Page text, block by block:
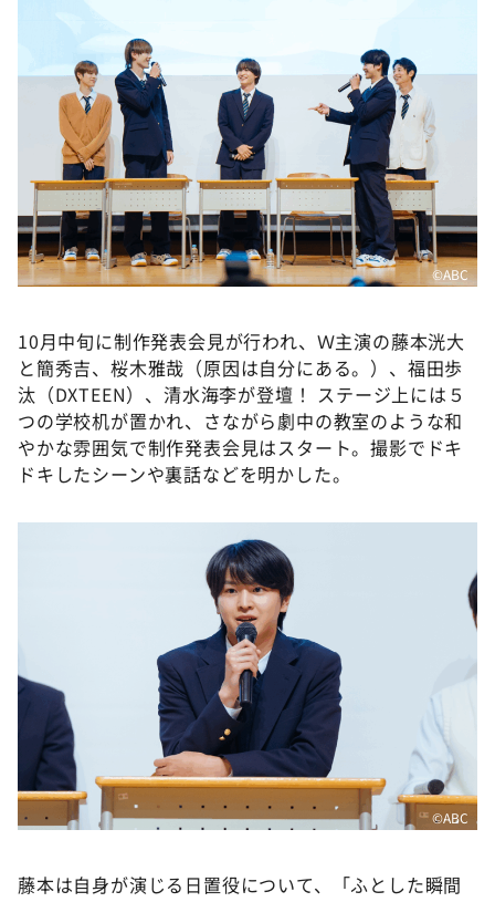
©ABC
10月中旬に制作発表会見が行われ、Ｗ主演の藤本洸大
と簡秀吉、桜木雅哉（原因は自分にある。）、福田歩
汰（DXTEEN）、清水海李が登壇！ ステージ上には５
つの学校机が置かれ、さながら劇中の教室のような和
やかな雰囲気で制作発表会見はスタート。撮影でドキ
ドキしたシーンや裏話などを明かした。
©ABC
藤本は自身が演じる日置役について、「ふとした瞬間